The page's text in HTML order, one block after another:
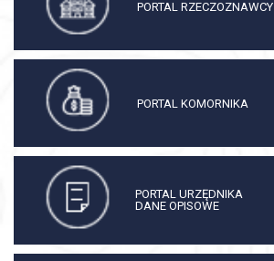
PORTAL RZECZOZNAWCY
PORTAL KOMORNIKA
PORTAL URZĘDNIKA
DANE OPISOWE